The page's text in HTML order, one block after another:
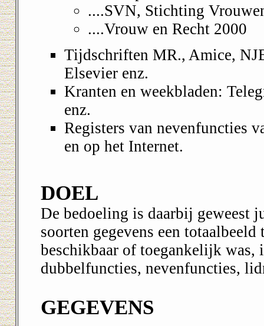
....SVN, Stichting
....Vrouw en Recht 2000
Tijdschriften MR., Amice,
Elsevier enz.
Kranten en weekbladen:
enz.
Registers van nevenfuncties
en op het Internet.
DOEL
De bedoeling is daarbij geweest
soorten gegevens een
beschikbaar of toegankelijk was,
dubbelfuncties, nevenfuncties,
GEGEVENS